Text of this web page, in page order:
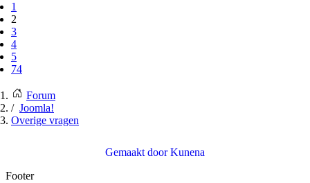
1
2
3
4
5
74
Forum
Joomla!
Overige vragen
Gemaakt doorKunena
Footer